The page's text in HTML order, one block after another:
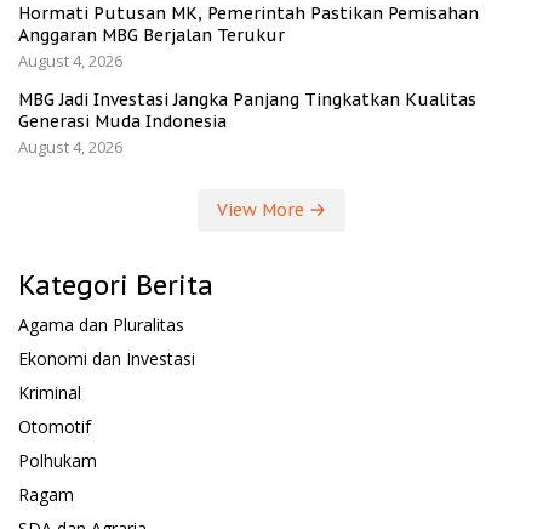
Hormati Putusan MK, Pemerintah Pastikan Pemisahan
Anggaran MBG Berjalan Terukur
August 4, 2026
MBG Jadi Investasi Jangka Panjang Tingkatkan Kualitas
Generasi Muda Indonesia
August 4, 2026
View More
Kategori Berita
Agama dan Pluralitas
Ekonomi dan Investasi
Kriminal
Otomotif
Polhukam
Ragam